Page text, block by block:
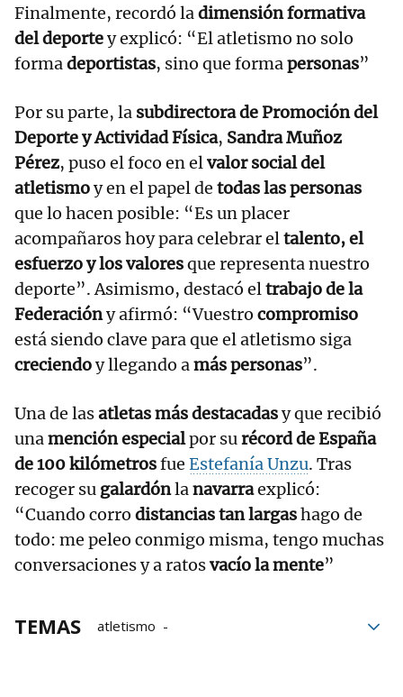
Finalmente, recordó ladimensión formativa
del deportey explicó: “El atletismo no solo
formadeportistas, sino que formapersonas”
Por su parte, la subdirectora de Promoción del
Deporte y Actividad Física, Sandra Muñoz
Pérez, puso el foco en elvalor social del
atletismoy en el papel de todas las personas
que lo hacen posible: “Es un placer
acompañaros hoy para celebrar eltalento, el
esfuerzo y los valoresque representa nuestro
deporte”. Asimismo, destacó eltrabajo de la
Federacióny afirmó: “Vuestro compromiso
está siendo clave para que el atletismo siga
creciendoy llegando amás personas”.
Una de lasatletas más destacadasy que recibió
unamención especialpor surécord de España
de 100 kilómetrosfue Estefanía Unzu. Tras
recoger su galardónlanavarraexplicó:
“Cuando corro distancias tan largashago de
todo: me peleo conmigo misma, tengo muchas
conversaciones y a ratosvacío la mente”
TEMAS
atletismo